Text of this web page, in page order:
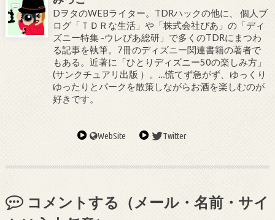
DヲタのWEBライター。TDRハックの他に、 個人ブ
ログ「ＴＤＲな生活」や「株式会社ぴあ」の「ディ
ズニー特集 -ウレぴあ総研」で多くのTDRにまつわ
る記事を執筆。7冊のディズニー関連書籍の著者で
もある。近著に「ひとりディズニー50の楽しみ方」
(サンクチュアリ出版 ）。…慌てず急がず、ゆっくり
ゆったりとパークを散策しながらお酒を楽しむのが
好きです。
WebSite Twitter
コメントする（メール・名前・サイ